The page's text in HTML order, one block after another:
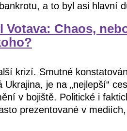
a to byl asi hlavní
Votava: Chaos,
krizí. Smutné
Ukrajina, je na „nejlepší“
v bojiště. Politické i
prezentované v